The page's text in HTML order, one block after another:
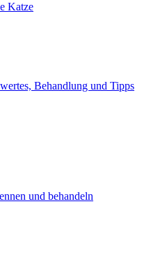
Katze
Behandlung und Tipps
und behandeln